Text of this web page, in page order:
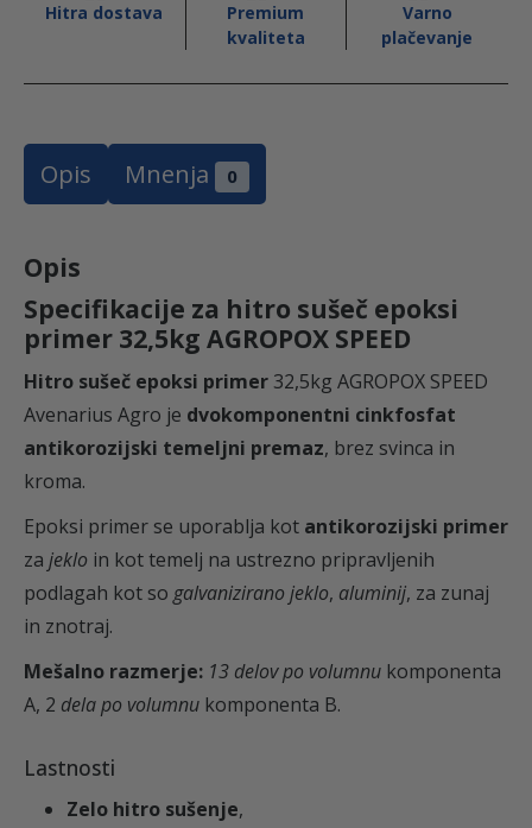
2
5
G
R
O
P
O
X
S
P
D
o
l
č
Hitra dostava
Premium
kvaliteta
Varno
plačevanje
Opis Mnenja 0
Opis
Specifikacije za hitro sušeč epoksi
primer 32,5kg AGROPOX SPEED
Hitro sušeč epoksi primer 32,5kg AGROPOX SPEED
Avenarius Agro je dvokomponentni cinkfosfat
antikorozijski temeljni premaz, brez svinca in
kroma.
Epoksi primer se uporablja kot antikorozijski primer
za jeklo in kot temelj na ustrezno pripravljenih
podlagah kot so galvanizirano jeklo, aluminij, za zunaj
in znotraj.
Mešalno razmerje: 13 delov po volumnu komponenta
A, 2 dela po volumnu komponenta B.
Lastnosti
Zelo hitro sušenje,